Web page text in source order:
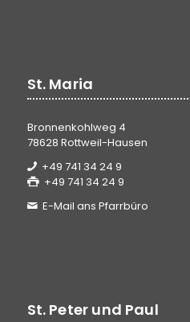
St. Maria
Bronnenkohlweg 4
78628 Rottweil-Hausen
+49 741 34 24 9
+49 741 34 24 9
E-Mail ans Pfarrbüro
St. Peter und Paul